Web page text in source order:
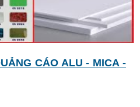
CÁO ALU - MICA -